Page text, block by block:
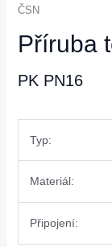
ČSN
Příruba
PK PN16
Typ:
Materiál:
Připojení: